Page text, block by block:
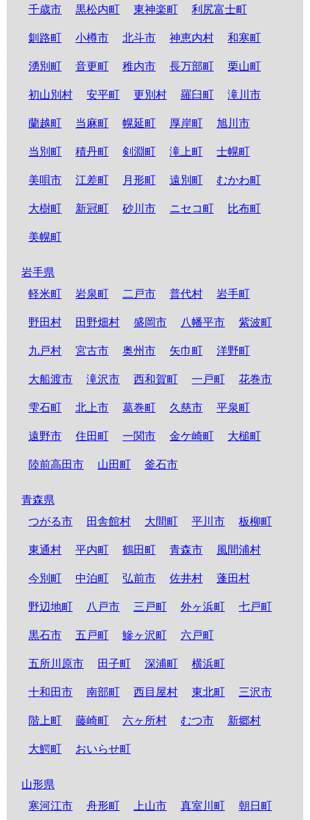
千歳市 黒松内町 東神楽町 利尻富士町
釧路町 小樽市 北斗市 神恵内村 和寒町
湧別町 音更町 稚内市 長万部町 栗山町
初山別村 安平町 更別村 羅臼町 滝川市
蘭越町 当麻町 幌延町 厚岸町 旭川市
当別町 積丹町 剣淵町 滝上町 士幌町
美唄市 江差町 月形町 遠別町 むかわ町
大樹町 新冠町 砂川市 ニセコ町 比布町
美幌町
岩手県
軽米町
岩泉町 二戸市 普代村 岩手町
野田村 田野畑村 盛岡市 八幡平市 紫波町
九戸村 宮古市 奥州市 矢巾町 洋野町
大船渡市 滝沢市 西和賀町 一戸町 花巻市
雫石町 北上市 葛巻町 久慈市 平泉町
遠野市 住田町 一関市 金ケ崎町 大槌町
陸前高田市 山田町 釜石市
青森県
つがる市
田舎館村 大間町 平川市 板柳町
東通村 平内町 鶴田町 青森市 風間浦村
今別町 中泊町 弘前市 佐井村 蓬田村
野辺地町 八戸市 三戸町 外ヶ浜町 七戸町
黒石市 五戸町 鰺ヶ沢町 六戸町
五所川原市 田子町 深浦町 横浜町
十和田市 南部町 西目屋村 東北町 三沢市
階上町 藤崎町 六ヶ所村 むつ市 新郷村
大鰐町 おいらせ町
山形県
寒河江市
舟形町 上山市 真室川町 朝日町